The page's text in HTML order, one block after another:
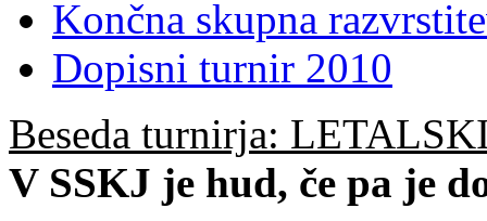
Končna skupna
Dopisni turnir 2010
Beseda turnirja:
V SSKJ je hud, če pa je